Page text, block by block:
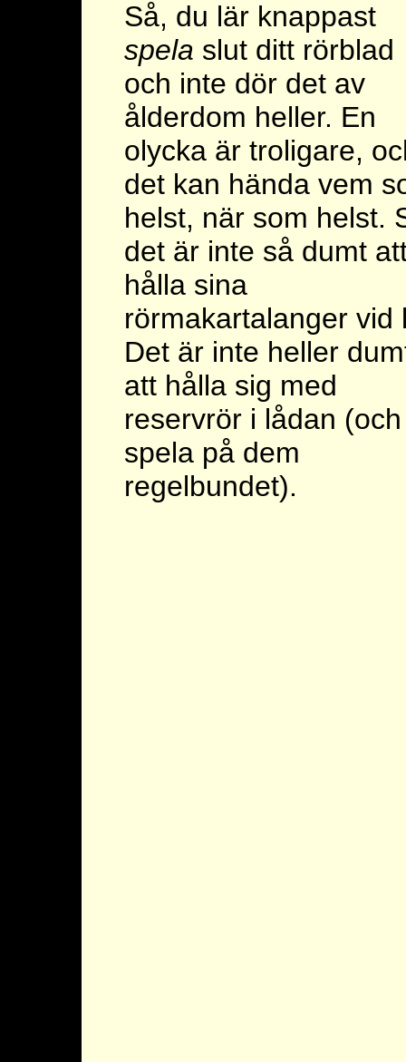
Så, du lär knappast
spela slut ditt rörblad
och inte dör det av
ålderdom heller. En
olycka är troligare,
det kan hända vem
helst, när som helst.
det är inte så dumt
hålla sina
rörmakartalanger vid
Det är inte heller
att hålla sig med
reservrör i lådan (och
spela på dem
regelbundet).